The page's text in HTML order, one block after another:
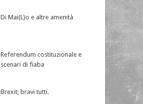
Di Mai(L)o e altre amenità
Referendum costituzionale e
scenari di fiaba
Brexit; bravi tutti.